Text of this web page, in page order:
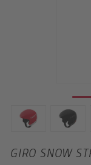
GIRO SNOW